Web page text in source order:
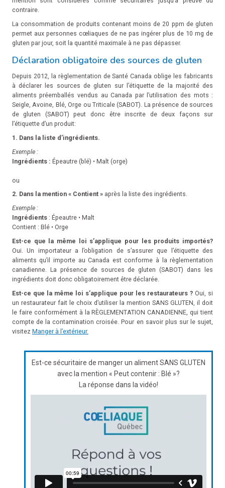
contraire.
La consommation de produits contenant moins de 20 ppm de gluten
permet aux personnes cœliaques de ne pas ingérer plus de 10 mg de
gluten par jour, soit la quantité maximale à ne pas dépasser.
Déclaration obligatoire des sources de gluten
Depuis 2012, la règlementation de Santé Canada oblige les fabricants
à déclarer les sources de gluten sur l’étiquette de la majorité des
aliments préemballés vendus au Canada par l’utilisation des mots :
Seigle, Avoine, Blé, Orge ou Triticale (SABOT). La présence de sources
de gluten (SABOT) peut donc être inscrite de deux façons sur
l’étiquette d’un produit:
1. Dans la liste d’ingrédients.
Exemple :
Ingrédients : Épeautre (blé) • Malt (orge)
ou
2. Dans la mention « Contient » après la liste des ingrédients.
Exemple :
Ingrédients: Épeautre • Malt
Contient : Blé • Orge
Est-ce que la même loi s’applique pour les produits importés?
Oui. Un importateur a l’obligation de s’assurer que l’étiquette des
aliments qu’il importe au Canada est conforme à la règlementation
canadienne. La présence de sources de gluten (SABOT) dans les
ingrédients doit donc obligatoirement être déclarée.
Est-ce que la même loi s’applique pour les restaurateurs ?Oui, si
un restaurateur fait le choix d’utiliser la mention SANS GLUTEN, il doit
le faire conformément à la RÈGLEMENTATION CANADIENNE, qui tient
compte de la contamination croisée. Pour en savoir plus sur le sujet,
visitez Manger à l’extérieur.
Est-ce sécuritaire de manger un aliment SANS GLUTEN
avec la mention « Peut contenir : Blé »?
La réponse dans la vidéo!